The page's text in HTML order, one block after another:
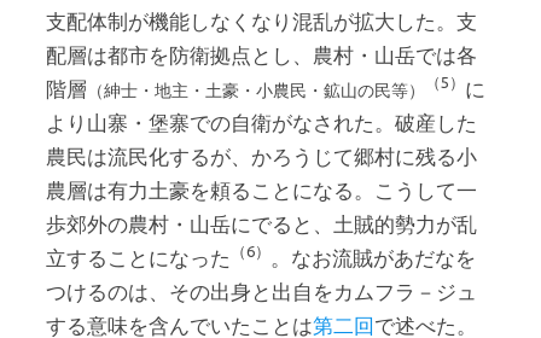
支配体制が機能しなくなり混乱が拡大した。支
配層は都市を防衛拠点とし、農村・山岳では各
階層 （紳士・地主・土豪・小農民・鉱山の民等） （5） に
より山寨・堡寨での自衛がなされた。破産した
農民は流民化するが、かろうじて郷村に残る小
農層は有力土豪を頼ることになる。こうして一
歩郊外の農村・山岳にでると、土賊的勢力が乱
立することになった
（6）
。なお流賊があだなを
つけるのは、その出身と出自をカムフラ－ジュ
する意味を含んでいたことは第二回で述べた。